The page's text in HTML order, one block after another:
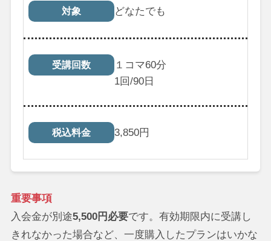
対象 どなたでも
受講回数
１コマ60分
1回/90日
税込料金 3,850円
重要事項
入会金が別途5,500円必要です。有効期限内に受講し
きれなかった場合など、一度購入したプランはいかな